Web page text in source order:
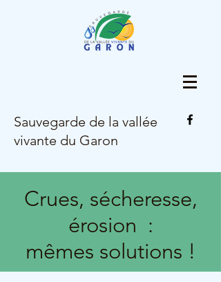
Sauvegarde de la vallée
vivante du Garon
Crues, sécheresse,
érosion :
mêmes solutions !